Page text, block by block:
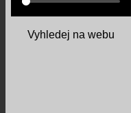
Vyhledej na webu